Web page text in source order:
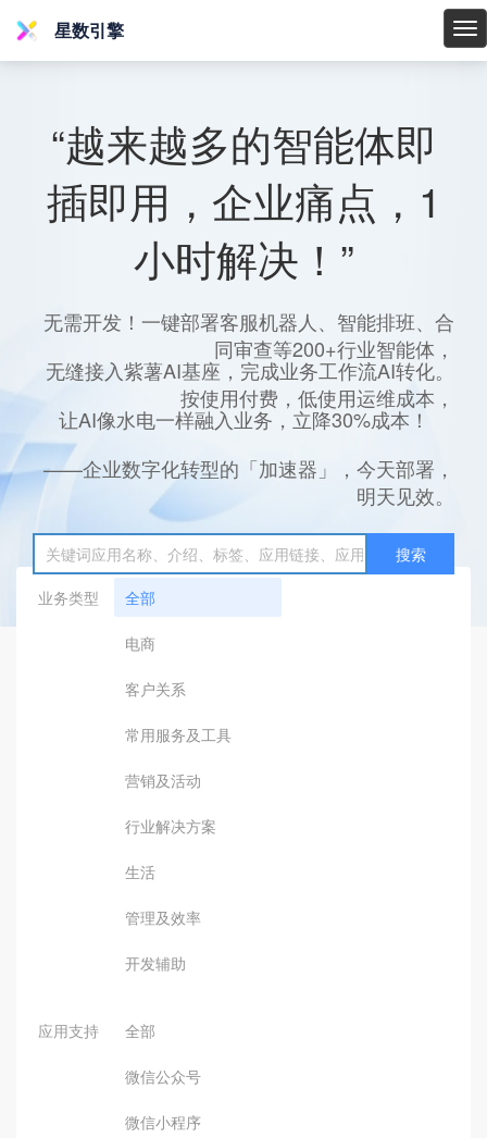
星
星数引擎
“越来越多的智能体即
插即用，企业痛点，1
小时解决！”
无需开发！一键部署客服机器人、智能排班、合
同审查等200+行业智能体，
无缝接入紫薯AI基座，完成业务工作流AI转化。
按使用付费，低使用运维成本，
让AI像水电一样融入业务，立降30%成本！
——企业数字化转型的「加速器」，今天部署，
明天见效。
搜索
业务类型
全部
电商
客户关系
常用服务及工具
营销及活动
行业解决方案
生活
管理及效率
开发辅助
应用支持 全部
微信公众号
微信小程序